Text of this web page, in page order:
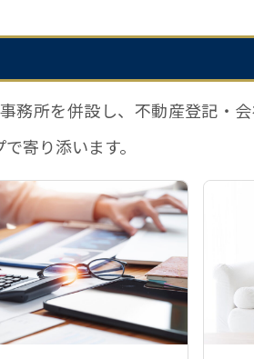
務所を併設し、不動産登記・
寄り添います。